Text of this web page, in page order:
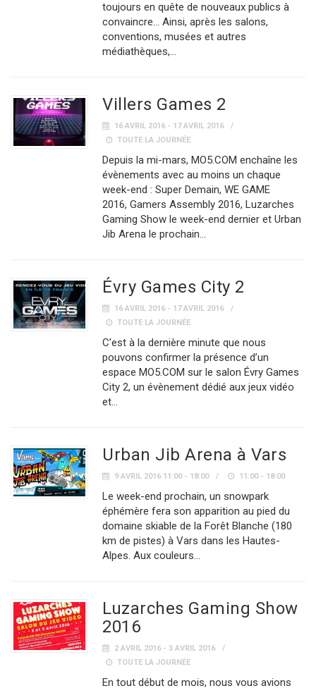
toujours en quête de nouveaux publics à
convaincre… Ainsi, après les salons,
conventions, musées et autres
médiathèques,…
Villers Games 2
16 AVRIL 2016 - 17 AVRIL 2016
TOUTE LA JOURNÉE
Depuis la mi-mars, MO5.COM enchaîne les
évènements avec au moins un chaque
week-end : Super Demain, WE GAME
2016, Gamers Assembly 2016, Luzarches
Gaming Show le week-end dernier et Urban
Jib Arena le prochain…
Évry Games City 2
16 AVRIL 2016 - 17 AVRIL 2016
TOUTE LA JOURNÉE
C’est à la dernière minute que nous
pouvons confirmer la présence d’un
espace MO5.COM sur le salon Évry Games
City 2, un évènement dédié aux jeux vidéo
et…
Urban Jib Arena à Vars
9 AVRIL 2016 11:00 - 18:00 11:00 - 18:00
Le week-end prochain, un snowpark
éphémère fera son apparition au pied du
domaine skiable de la Forêt Blanche (180
km de pistes) à Vars dans les Hautes-
Alpes. Aux couleurs…
Luzarches Gaming Show
2016
2 AVRIL 2016 - 3 AVRIL 2016
TOUTE LA JOURNÉE
En tout début de mois, nous vous avions